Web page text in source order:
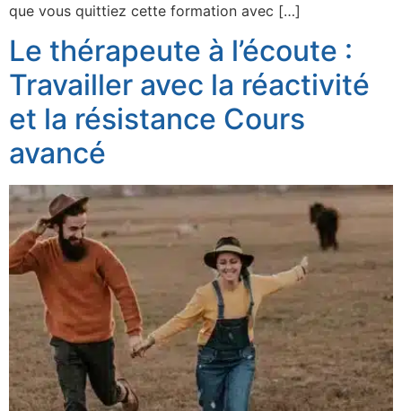
que vous quittiez cette formation avec […]
Le thérapeute à l’écoute :
Travailler avec la réactivité
et la résistance Cours
avancé